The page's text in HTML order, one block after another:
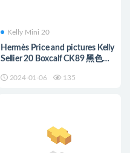
Kelly Mini 20
Hermès Price and pictures Kelly
Sellier 20 Boxcalf CK89 黑色
2024-01-06 135